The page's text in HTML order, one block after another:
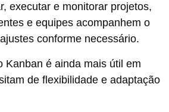
executar e monitorar projetos,
e equipes acompanhem o
conforme necessário.
Kanban é ainda mais útil em
de flexibilidade e adaptação